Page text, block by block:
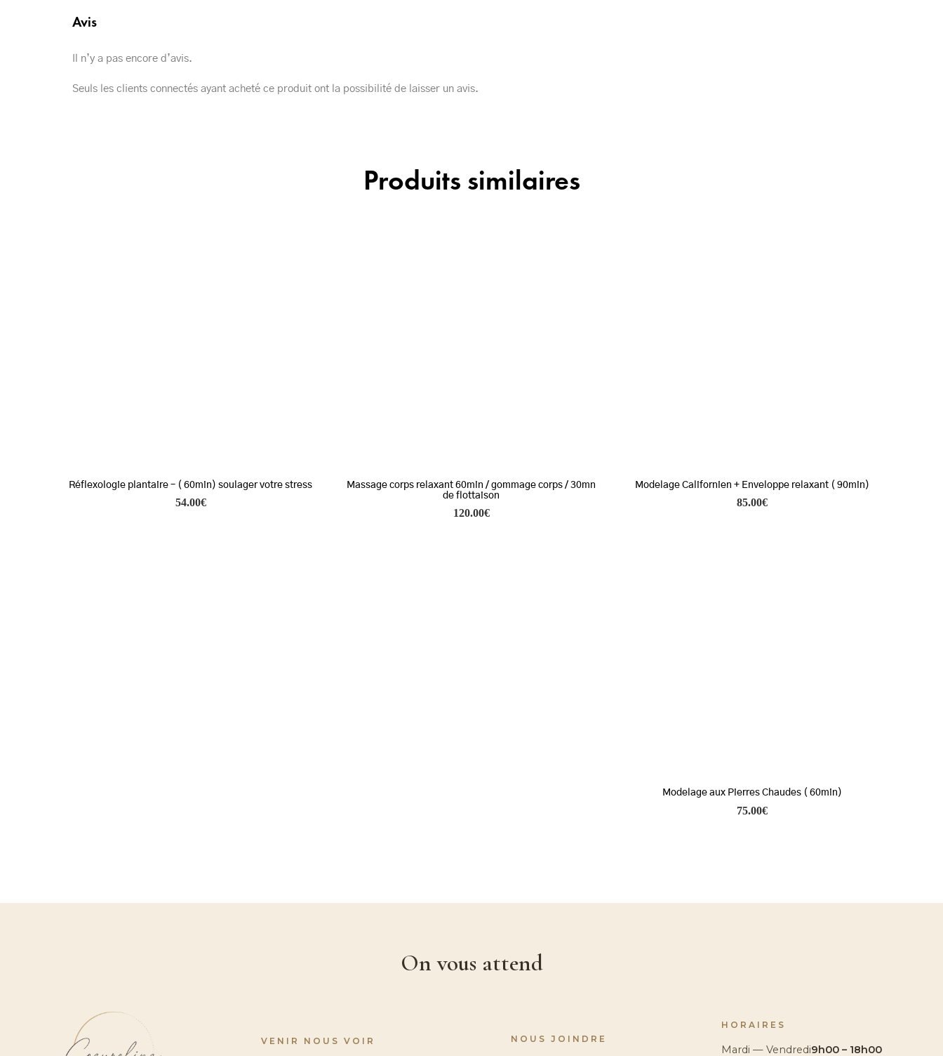
Avis
Il n’y a pas encore d’avis.
Seuls les clients connectés ayant acheté ce produit ont la possibilité de laisser un avis.
Produits similaires
Réflexologie plantaire – ( 60min) soulager votre stress
54.00€
Massage corps relaxant 60min / gommage corps / 30mn
de flottaison
120.00€
Modelage Californien + Enveloppe relaxant ( 90min)
85.00€
Modelage aux Pierres Chaudes ( 60min)
75.00€
On vous attend
VENIR NOUS VOIR NOUS JOINDRE
HORAIRES
Mardi — Vendredi9h00 – 18h00